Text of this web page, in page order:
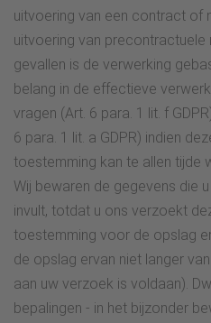
uitvoering van een contract of
uitvoering van precontractuele
gevallen is de verwerking
belang in de effectieve
vragen (Art. 6 para. 1 lit. f
6 para. 1 lit. a GDPR) indien
toestemming kan te allen tijde
Wij bewaren de gegevens die
invult, totdat u ons verzoekt
toestemming voor de opslag
de opslag ervan niet langer
aan uw verzoek is voldaan).
bepalingen - in het bijzonder